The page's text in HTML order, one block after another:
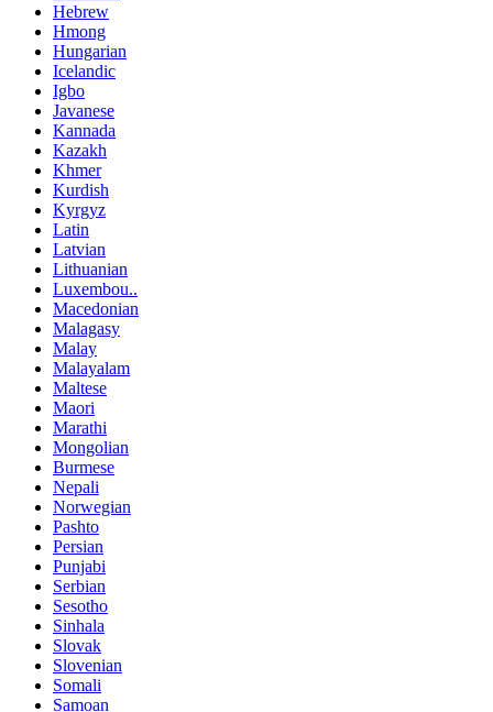
Hebrew
Hmong
Hungarian
Icelandic
Igbo
Javanese
Kannada
Kazakh
Khmer
Kurdish
Kyrgyz
Latin
Latvian
Lithuanian
Luxembou..
Macedonian
Malagasy
Malay
Malayalam
Maltese
Maori
Marathi
Mongolian
Burmese
Nepali
Norwegian
Pashto
Persian
Punjabi
Serbian
Sesotho
Sinhala
Slovak
Slovenian
Somali
Samoan